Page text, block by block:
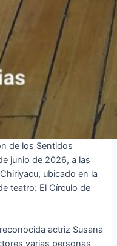
de los Sentidos
junio de 2026, a las
ubicado en la
teatro: El Círculo de
actriz Susana
varias personas